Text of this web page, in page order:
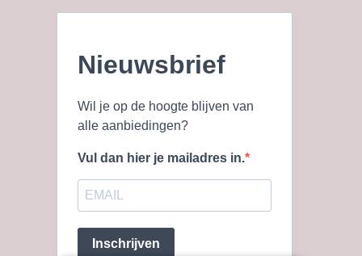
Nieuwsbrief
Wil je op de hoogte blijven van
alle aanbiedingen?
Vul dan hier je mailadres in.
Inschrijven